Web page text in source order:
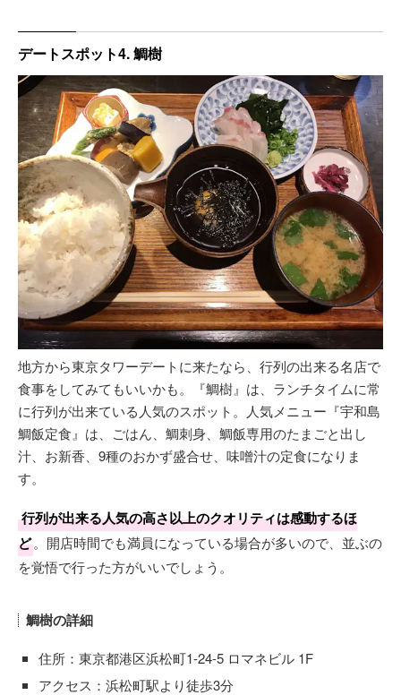
デートスポット4. 鯛樹
地方から東京タワーデートに来たなら、行列の出来る名店で
食事をしてみてもいいかも。『鯛樹』は、ランチタイムに常
に行列が出来ている人気のスポット。人気メニュー『宇和島
鯛飯定食』は、ごはん、鯛刺身、鯛飯専用のたまごと出し
汁、お新香、9種のおかず盛合せ、味噌汁の定食になりま
す。
行列が出来る人気の高さ以上のクオリティは感動するほ
ど。開店時間でも満員になっている場合が多いので、並ぶの
を覚悟で行った方がいいでしょう。
鯛樹の詳細
住所：東京都港区浜松町1-24-5 ロマネビル 1F
アクセス：浜松町駅より徒歩3分